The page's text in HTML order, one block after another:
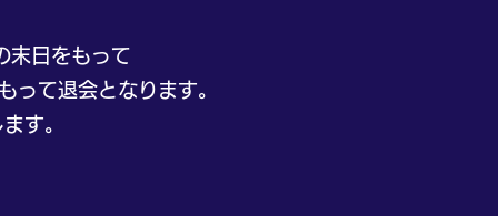
日をもって
て退会となります。
す。